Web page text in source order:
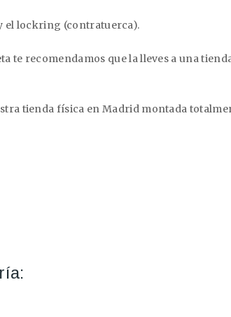
el lockring (contratuerca).
te recomendamos que la lleves a una
tienda física en Madrid montada